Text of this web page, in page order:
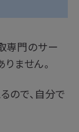
専門のサー
ません。
ので、自分で